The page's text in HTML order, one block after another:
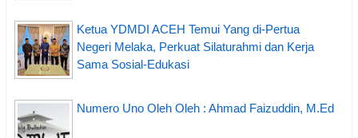
Ketua YDMDI ACEH Temui Yang di-Pertua
Negeri Melaka, Perkuat Silaturahmi dan Kerja
Sama Sosial-Edukasi
Numero Uno Oleh Oleh : Ahmad Faizuddin, M.Ed